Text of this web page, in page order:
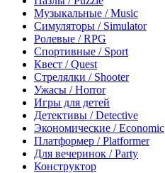
Музыкальные / Music
Симуляторы / Simulator
Ролевые / RPG
Спортивные / Sport
Квест / Quest
Стрелялки / Shooter
Ужасы / Horror
Игры для детей
Детективы / Detective
Экономические / Economic
Платформер / Platformer
Для вечеринок / Party
Конструктор